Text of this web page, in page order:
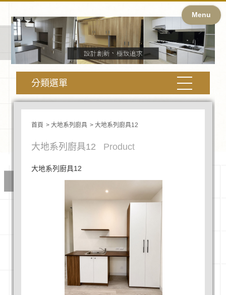
Menu
分類選單
首頁 大地系列廚具 大地系列廚具12
大地系列廚具12 Product
大地系列廚具12